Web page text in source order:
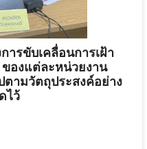
รขับเคลื่อนการเฝ้า
ของแต่ละหน่วยงาน
ตามวัตถุประสงค์อย่าง
ไว้